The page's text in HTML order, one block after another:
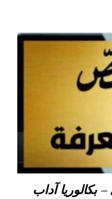
آداب